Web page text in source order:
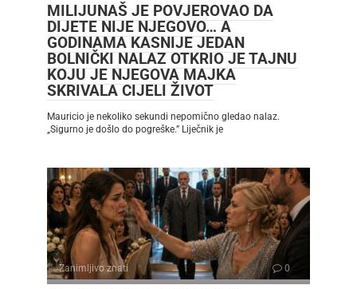
MILIJUNAŠ JE POVJEROVAO DA
DIJETE NIJE NJEGOVO… A
GODINAMA KASNIJE JEDAN
BOLNIČKI NALAZ OTKRIO JE TAJNU
KOJU JE NJEGOVA MAJKA
SKRIVALA CIJELI ŽIVOT
Mauricio je nekoliko sekundi nepomično gledao nalaz.
„Sigurno je došlo do pogreške.” Liječnik je
Zanimljivo znati 0